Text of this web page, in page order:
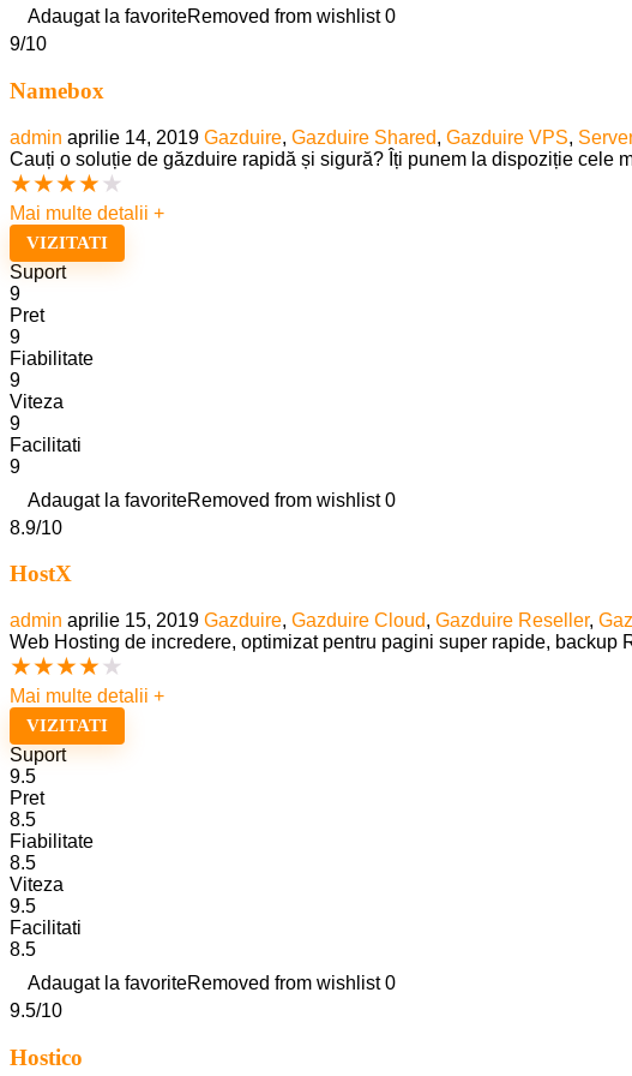
Adaugat la favoriteRemoved from wishlist 0
9/10
Namebox
admin aprilie 14, 2019 Gazduire, Gazduire Shared, Gazduire VPS,
Cauți o soluție de găzduire rapidă și sigură? Îți punem la dispoziție cele
★★★★ ★
Mai multe detalii +
VIZITATI
Suport
9
Pret
9
Fiabilitate
9
Viteza
9
Facilitati
9
Adaugat la favoriteRemoved from wishlist 0
8.9/10
HostX
admin aprilie 15, 2019 Gazduire, Gazduire Cloud, Gazduire Reseller,
Web Hosting de incredere, optimizat pentru pagini super rapide, backup
★★★★ ★
Mai multe detalii +
VIZITATI
Suport
9.5
Pret
8.5
Fiabilitate
8.5
Viteza
9.5
Facilitati
8.5
Adaugat la favoriteRemoved from wishlist 0
9.5/10
Hostico